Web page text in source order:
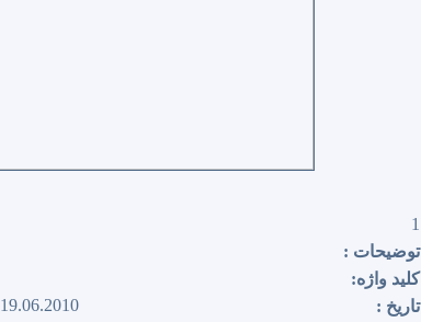
1
توضیحات :
كلید واژه:
تاریخ :
19.06.2010 00:41